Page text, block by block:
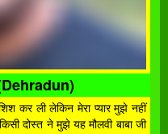
कर ली लेकिन मेरा प्यार मुझे नहीं
दोस्त ने मुझे यह मौलवी बाबा जी